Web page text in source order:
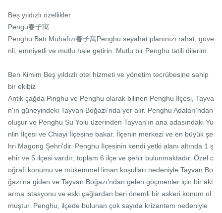
Beş yıldızlı özellikler
Pengu春子寓
Penghu Batı Muhafızı春子寓Penghu seyahat planınızı rahat, güve
nli, emniyetli ve mutlu hale getirin. Mutlu bir Penghu tatili dilerim.
Ben Kimim Beş yıldızlı otel hizmeti ve yönetim tecrübesine sahip
bir ekibiz
Antik çağda Pinghu ve Penghu olarak bilinen Penghu İlçesi, Tayva
n'ın güneyindeki Tayvan Boğazı'nda yer alır. Penghu Adaları'ndan
oluşur ve Penghu Su Yolu üzerinden Tayvan'ın ana adasındaki Yu
nlin İlçesi ve Chiayi İlçesine bakar. İlçenin merkezi ve en büyük şe
hri Magong Şehri'dir. Penghu İlçesinin kendi yetki alanı altında 1 ş
ehir ve 5 ilçesi vardır; toplam 6 ilçe ve şehir bulunmaktadır. Özel c
oğrafi konumu ve mükemmel liman koşulları nedeniyle Tayvan Bo
ğazı'na giden ve Tayvan Boğazı'ndan gelen göçmenler için bir akt
arma istasyonu ve eski çağlardan beri önemli bir askeri konum ol
muştur. Penghu, ilçede bulunan çok sayıda krizantem nedeniyle